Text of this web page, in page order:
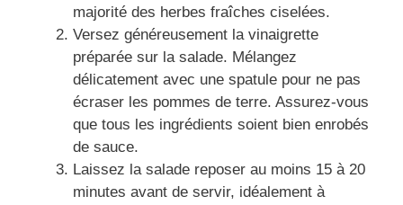
majorité des herbes fraîches ciselées.
Versez généreusement la vinaigrette
préparée sur la salade. Mélangez
délicatement avec une spatule pour ne pas
écraser les pommes de terre. Assurez-vous
que tous les ingrédients soient bien enrobés
de sauce.
Laissez la salade reposer au moins 15 à 20
minutes avant de servir, idéalement à